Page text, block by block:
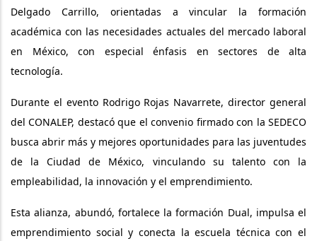
Delgado Carrillo, orientadas a vincular la formación
académica con las necesidades actuales del mercado laboral
en México, con especial énfasis en sectores de alta
tecnología.
Durante el evento Rodrigo Rojas Navarrete, director general
del CONALEP, destacó que el convenio firmado con la SEDECO
busca abrir más y mejores oportunidades para las juventudes
de la Ciudad de México, vinculando su talento con la
empleabilidad, la innovación y el emprendimiento.
Esta alianza, abundó, fortalece la formación Dual, impulsa el
emprendimiento social y conecta la escuela técnica con el